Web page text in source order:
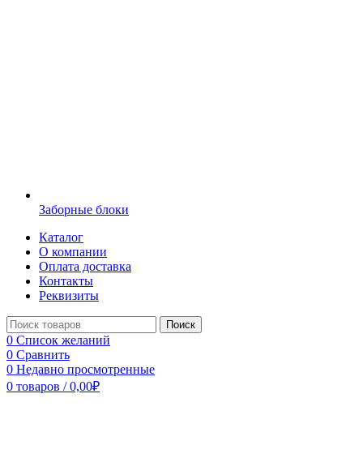
Заборные блоки
Каталог
О компании
Оплата доставка
Контакты
Реквизиты
Поиск
0 Список желаний
0 Сравнить
0 Недавно просмотренные
0 товаров / 0,00₽